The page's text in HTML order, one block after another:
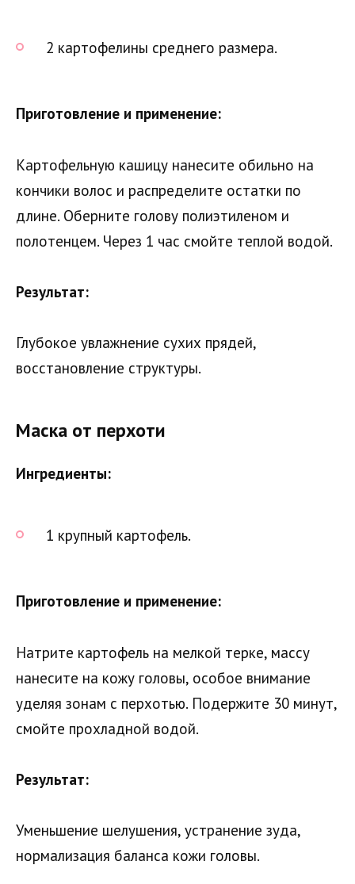
2 картофелины среднего размера.
Приготовление и применение:
Картофельную кашицу нанесите обильно на
кончики волос и распределите остатки по
длине. Оберните голову полиэтиленом и
полотенцем. Через 1 час смойте теплой водой.
Результат:
Глубокое увлажнение сухих прядей,
восстановление структуры.
Маска от перхоти
Ингредиенты:
1 крупный картофель.
Приготовление и применение:
Натрите картофель на мелкой терке, массу
нанесите на кожу головы, особое внимание
уделяя зонам с перхотью. Подержите 30 минут,
смойте прохладной водой.
Результат:
Уменьшение шелушения, устранение зуда,
нормализация баланса кожи головы.